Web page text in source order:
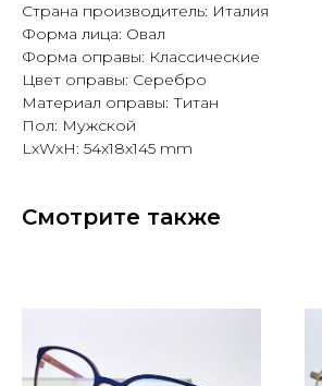
Страна производитель: Италия
Форма лица: Овал
Форма оправы: Классические
Цвет оправы: Серебро
Материал оправы: Титан
Пол: Мужской
LxWxH: 54x18x145 mm
Смотрите также